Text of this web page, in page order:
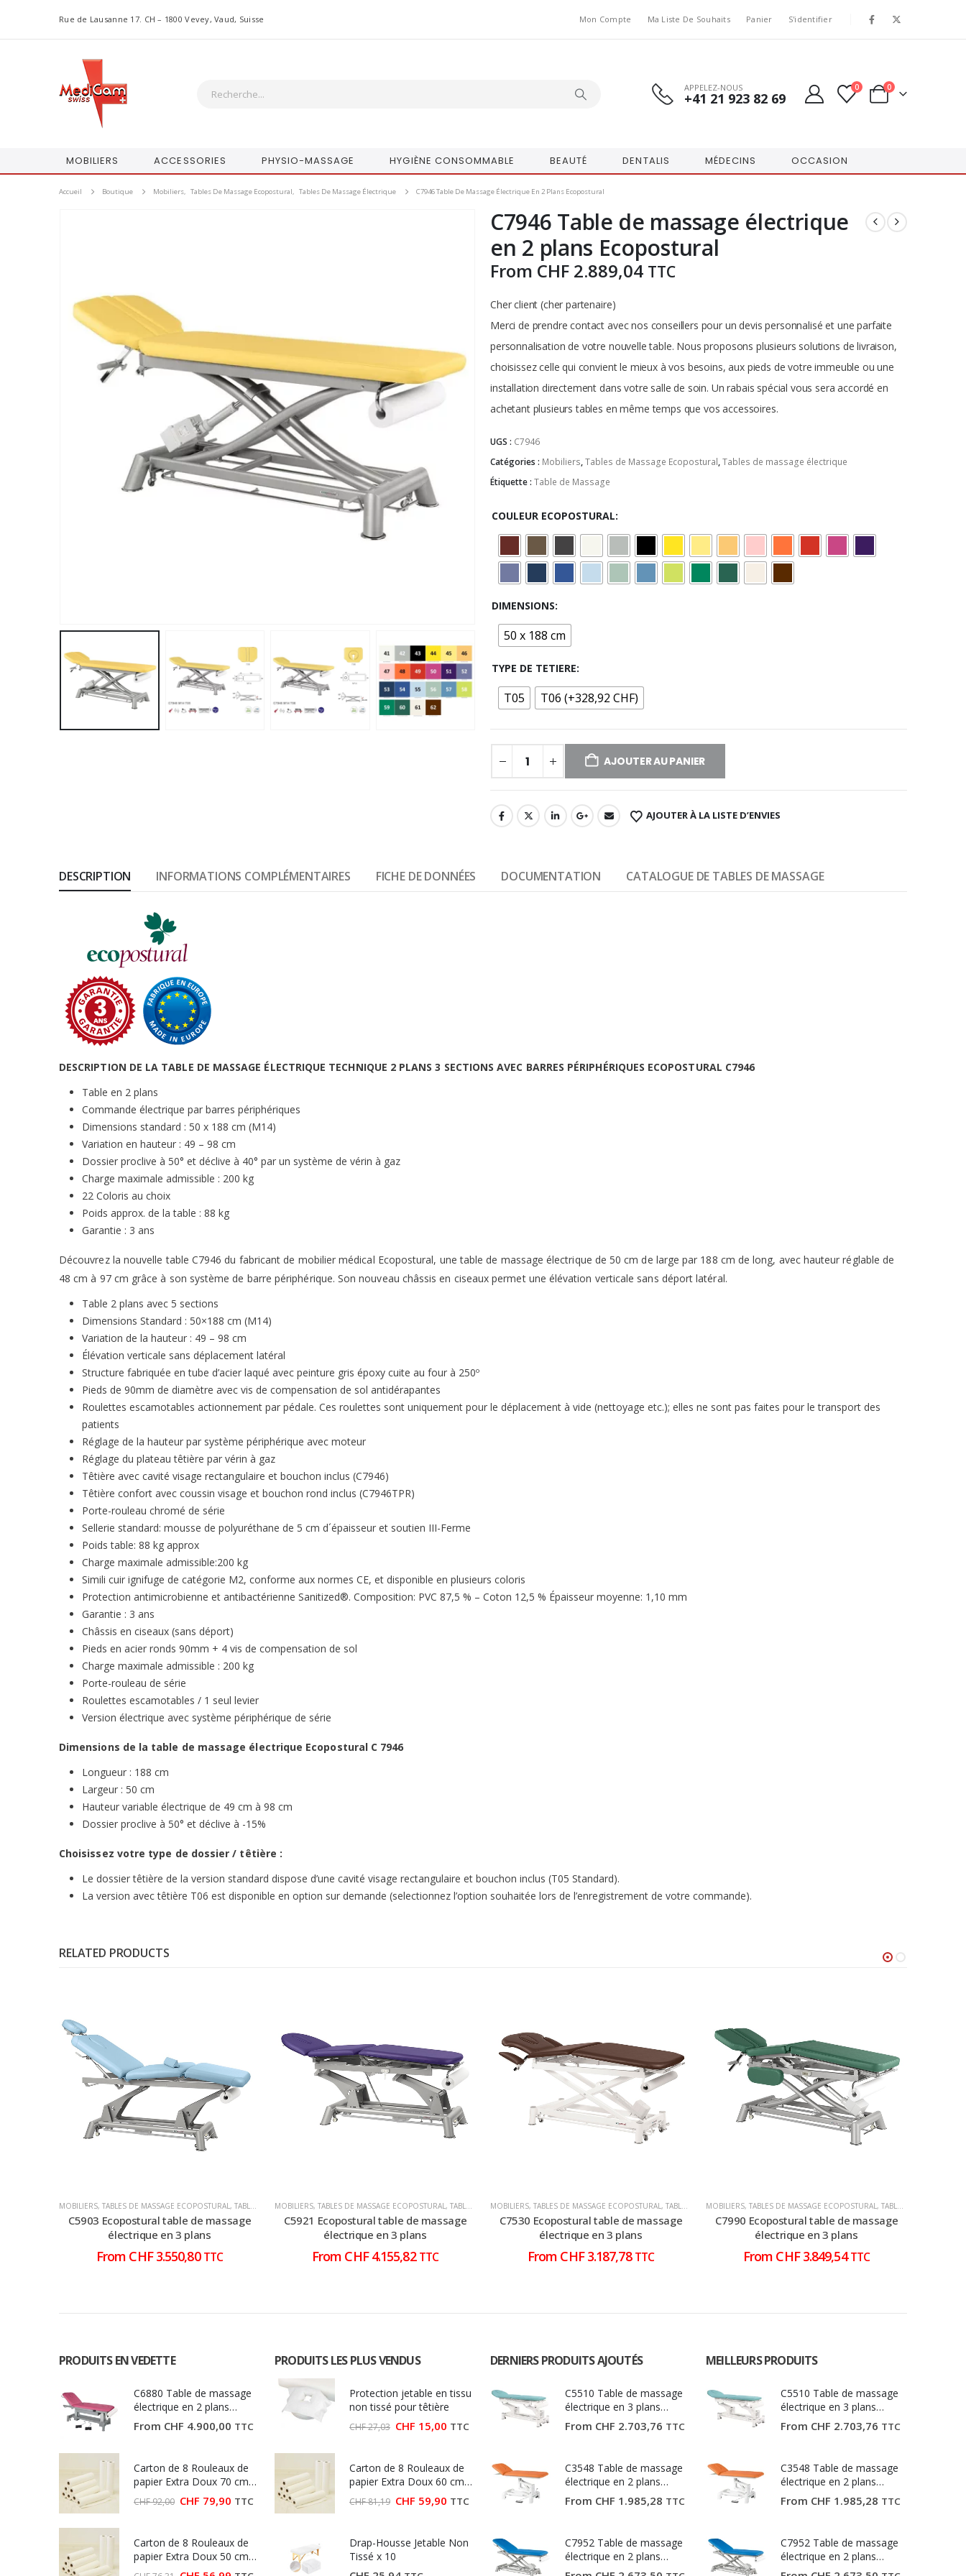
Rue de Lausanne 17. CH – 1800 Vevey, Vaud, Suisse Mon Compte Ma Liste De Souhaits Panier S'identifier
APPELEZ-NOUS
+41 21 923 82 69
0 0
MOBILIERS ACCESSORIES PHYSIO-MASSAGE HYGIÈNE CONSOMMABLE BEAUTÉ DENTALIS MÉDECINS OCCASION
Accueil Boutique Mobiliers, Tables De Massage Ecopostural, Tables De Massage Électrique C7946 Table De Massage Électrique En 2 Plans Ecopostural
C7946 Table de massage électrique
en 2 plans Ecopostural
From CHF 2.889,04 TTC
Cher client (cher partenaire)
Merci de prendre contact avec nos conseillers pour un devis personnalisé et une parfaite
personnalisation de votre nouvelle table. Nous proposons plusieurs solutions de livraison,
choisissez celle qui convient le mieux à vos besoins, aux pieds de votre immeuble ou une
installation directement dans votre salle de soin. Un rabais spécial vous sera accordé en
achetant plusieurs tables en même temps que vos accessoires.
UGS : C7946
Catégories : Mobiliers,Tables de Massage Ecopostural,Tables de massage électrique
Étiquette : Table de Massage
COULEUR ECOPOSTURAL
DIMENSIONS
50 x 188 cm
TYPE DE TETIERE
T05 T06 (+328,92 CHF)
AJOUTER AU PANIER
AJOUTER À LA LISTE D’ENVIES
DESCRIPTION INFORMATIONS COMPLÉMENTAIRES FICHE DE DONNÉES DOCUMENTATION CATALOGUE DE TABLES DE MASSAGE
DESCRIPTION DE LA TABLE DE MASSAGE ÉLECTRIQUE TECHNIQUE 2 PLANS 3 SECTIONS AVEC BARRES PÉRIPHÉRIQUES ECOPOSTURAL C7946
Table en 2 plans
Commande électrique par barres périphériques
Dimensions standard : 50 x 188 cm (M14)
Variation en hauteur : 49 – 98 cm
Dossier proclive à 50° et déclive à 40° par un système de vérin à gaz
Charge maximale admissible : 200 kg
22 Coloris au choix
Poids approx. de la table : 88 kg
Garantie : 3 ans
Découvrez la nouvelle table C7946 du fabricant de mobilier médical Ecopostural, une table de massage électrique de 50 cm de large par 188 cm de long, avec hauteur réglable de
48 cm à 97 cm grâce à son système de barre périphérique. Son nouveau châssis en ciseaux permet une élévation verticale sans déport latéral.
Table 2 plans avec 5 sections
Dimensions Standard : 50×188 cm (M14)
Variation de la hauteur : 49 – 98 cm
Élévation verticale sans déplacement latéral
Structure fabriquée en tube d’acier laqué avec peinture gris époxy cuite au four à 250º
Pieds de 90mm de diamètre avec vis de compensation de sol antidérapantes
Roulettes escamotables actionnement par pédale. Ces roulettes sont uniquement pour le déplacement à vide (nettoyage etc.); elles ne sont pas faites pour le transport des
patients
Réglage de la hauteur par système périphérique avec moteur
Réglage du plateau têtière par vérin à gaz
Têtière avec cavité visage rectangulaire et bouchon inclus (C7946)
Têtière confort avec coussin visage et bouchon rond inclus (C7946TPR)
Porte-rouleau chromé de série
Sellerie standard: mousse de polyuréthane de 5 cm d´épaisseur et soutien III-Ferme
Poids table: 88 kg approx
Charge maximale admissible:200 kg
Simili cuir ignifuge de catégorie M2, conforme aux normes CE, et disponible en plusieurs coloris
Protection antimicrobienne et antibactérienne Sanitized®. Composition: PVC 87,5 % – Coton 12,5 % Épaisseur moyenne: 1,10 mm
Garantie : 3 ans
Châssis en ciseaux (sans déport)
Pieds en acier ronds 90mm + 4 vis de compensation de sol
Charge maximale admissible : 200 kg
Porte-rouleau de série
Roulettes escamotables / 1 seul levier
Version électrique avec système périphérique de série
Dimensions de la table de massage électrique Ecopostural C 7946
Longueur : 188 cm
Largeur : 50 cm
Hauteur variable électrique de 49 cm à 98 cm
Dossier proclive à 50° et déclive à -15%
Choisissez votre type de dossier / têtière :
Le dossier têtière de la version standard dispose d’une cavité visage rectangulaire et bouchon inclus (T05 Standard).
La version avec têtière T06 est disponible en option sur demande (selectionnez l’option souhaitée lors de l’enregistrement de votre commande).
RELATED PRODUCTS
MOBILIERS, TABLES DE MASSAGE ECOPOSTURAL, TABLES DE MASSAGE ÉLECTRIQUE
C5903 Ecopostural table de massage
électrique en 3 plans
From CHF3.550,80 TTC
MOBILIERS, TABLES DE MASSAGE ECOPOSTURAL, TABLES DE MASSAGE ÉLECTRIQUE
C5921 Ecopostural table de massage
électrique en 3 plans
From CHF4.155,82 TTC
MOBILIERS, TABLES DE MASSAGE ECOPOSTURAL, TABLES DE MASSAGE ÉLECTRIQUE
C7530 Ecopostural table de massage
électrique en 3 plans
From CHF3.187,78 TTC
MOBILIERS, TABLES DE MASSAGE ECOPOSTURAL, TABLES DE MASSAGE ÉLECTRIQUE
C7990 Ecopostural table de massage
électrique en 3 plans
From CHF3.849,54 TTC
PRODUITS EN VEDETTE
C6880 Table de massage
électrique en 2 plans
Ecopostural
From CHF 4.900,00 TTC
Carton de 8 Rouleaux de
papier Extra Doux 70 cm
(Largeur 70 cm)
CHF92,00 Le
CHF 92,00.
CHF 79,90Le
CHF 79,90.
TTC
Carton de 8 Rouleaux de
papier Extra Doux 50 cm
(Largeur 50 cm)
PRODUITS LES PLUS VENDUS
Protection jetable en tissu
non tissé pour têtière
CHF27,03 Le
CHF 27,03.
CHF 15,00Le
CHF 15,00.
TTC
Carton de 8 Rouleaux de
papier Extra Doux 60 cm
(Largeur 60 cm)
CHF81,19 Le
CHF 81,19.
CHF 59,90Le
CHF 59,90.
TTC
Drap-Housse Jetable Non
Tissé x 10
DERNIERS PRODUITS AJOUTÉS
C5510 Table de massage
électrique en 3 plans
Ecopostural
From CHF 2.703,76 TTC
C3548 Table de massage
électrique en 2 plans
Ecopostural
From CHF 1.985,28 TTC
C7952 Table de massage
électrique en 2 plans
Ecopostural
MEILLEURS PRODUITS
C5510 Table de massage
électrique en 3 plans
Ecopostural
From CHF 2.703,76 TTC
C3548 Table de massage
électrique en 2 plans
Ecopostural
From CHF 1.985,28 TTC
C7952 Table de massage
électrique en 2 plans
Ecopostural